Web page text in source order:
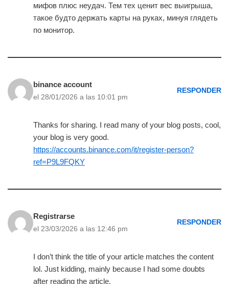
мифов плюс неудач. Тем тех ценит вес выигрыша,
такое будто держать карты на руках, минуя глядеть
по монитор.
binance account
el 28/01/2026 a las 10:01 pm
RESPONDER
Thanks for sharing. I read many of your blog posts, cool,
your blog is very good.
https://accounts.binance.com/it/register-person?
ref=P9L9FQKY
Registrarse
el 23/03/2026 a las 12:46 pm
RESPONDER
I don’t think the title of your article matches the content
lol. Just kidding, mainly because I had some doubts
after reading the article.